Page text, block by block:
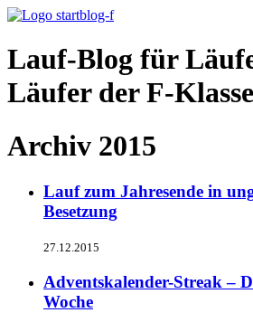
Lauf-Blog für
Läufer der F-Klasse
Archiv 2015
Lauf zum Jahresende in
Besetzung
27.12.2015
Adventskalender-Streak –
Woche